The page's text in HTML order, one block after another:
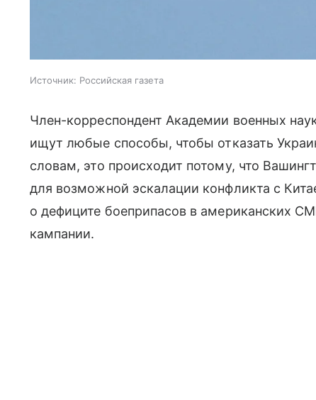
Источник: Российская газета
Член-корреспондент Академии военных
ищут любые способы, чтобы отказать
словам, это происходит потому, что
для возможной эскалации конфликта с
о дефиците боеприпасов в американских
кампании.